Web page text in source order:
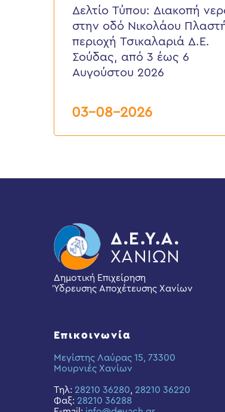
νερού
στην
Νικολάου
Πλαστήρα,
περιοχή
Τσικαλαριά
6
Δελτίο Τύπου: Διακοπή
στην οδό Νικολάου
περιοχή Τσικαλαριά Δ.Ε.
Σούδας, από 3 έως 6
Αυγούστου 2026
03-08-2026
Δημοτική Επιχείρηση
Ύδρευσης Αποχέτευσης Χανίων
Επικοινωνία
Μεγίστης Λαύρας 15, 73300
Μουρνιές Χανίων
Τηλ: 28210 36280, 28210 36220
Φαξ: 28210 36288